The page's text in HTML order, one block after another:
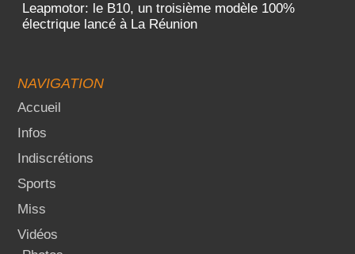
Leapmotor: le B10, un troisième modèle 100%
électrique lancé à La Réunion
NAVIGATION
Accueil
Infos
Indiscrétions
Sports
Miss
Vidéos